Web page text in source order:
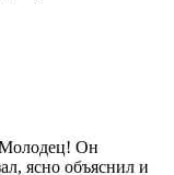
Он
ясно объяснил и